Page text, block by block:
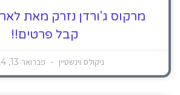
מרקוס ג'ורדן נזרק מאת
קבל פרטים!!
ניקולס וינשטיין פברואר 13, 2024